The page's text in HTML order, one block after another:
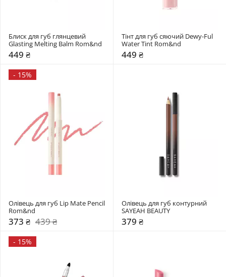
Блиск для губ глянцевий
449 ₴
Тінт для губ сяючий Dewy-Ful
449 ₴
- 15%
Олівець для губ Lip Mate Pencil
373 ₴ 439 ₴
Олівець для губ контурний
SAYEAH BEAUTY
379 ₴
- 15%